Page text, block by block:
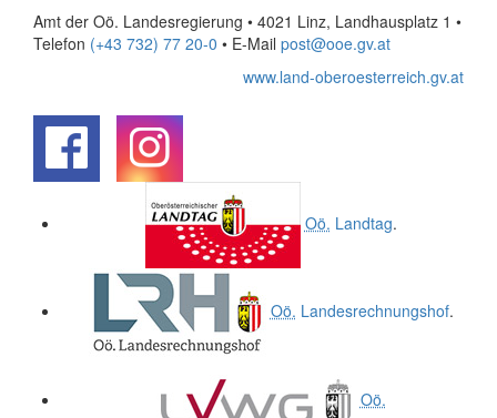
Amt der Oö. Landesregierung • 4021 Linz, Landhausplatz 1 •
Telefon (+43 732) 77 20-0 • E-Mail post@ooe.gv.at
www.land-oberoesterreich.gv.at
Oö. Landtag.
Oö. Landesrechnungshof.
Oö.